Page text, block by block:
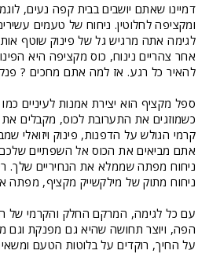
דמיינו שאתם יושבים בבית קפה נעים,
ומקציפה לחלוטין. ניחוח של טעמים
לגימה אתה מרגיש גל של פינוק שוטף
אחר צהריים נינוח, כוס מקציפה היא
להאיר כל רגע. אז למה אתם מחכים ?
ספל מקציף הוא יצירת אמנות לעיניים
כשמוזגים את התערובת לכוס, מקבלים
קרמי הגולש על הדפנות, פינוק ויזואלי
אתם מביאים את הכוס אל השפתיים
ניחוח מפתה שממלא את הנחיריים שלך.
ניחוח מתוק של מילקשייק מקציף, מפתה
עם כל לגימה, המרקם החלק והקרמי של
הפה, ויוצר תחושה שהיא גם מפנקת
על החיך, רוקדים על בלוטות הטעם